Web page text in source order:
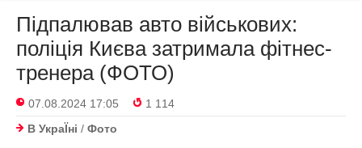
Підпалював авто військових:
поліція Києва затримала фітнес-
тренера (ФОТО)
07.08.2024 17:05
1 114
В УкраЇнi / Фото